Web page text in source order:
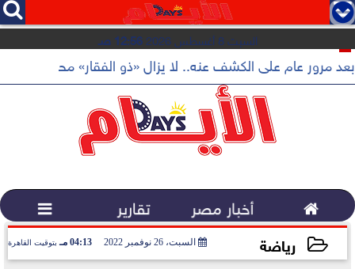
   
السبت 8 أغسطس 2026 12:56 صـ
بعد مرور عام على الكشف عنه.. لا يزال «ذو الفقار» محور
 أخبار مصر تقارير 
رياضة السبت، 26 نوفمبر 2022 04:13 مـ بتوقيت القاهرة